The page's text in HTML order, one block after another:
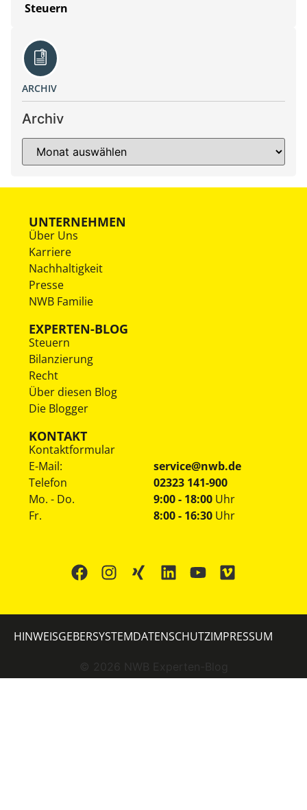
Steuern
ARCHIV
Archiv
UNTERNEHMEN
Über Uns
Karriere
Nachhaltigkeit
Presse
NWB Familie
EXPERTEN-BLOG
Steuern
Bilanzierung
Recht
Über diesen Blog
Die Blogger
KONTAKT
Kontaktformular
E-Mail:
service@nwb.de
Telefon
02323 141-900
Mo. - Do.
Fr.
9:00 - 18:00 Uhr
8:00 - 16:30 Uhr
© 2026 NWB Experten-Blog
HINWEISGEBERSYSTEMDATENSCHUTZIMPRESSUM